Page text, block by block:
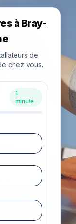
à Bray-
de
chez vous.